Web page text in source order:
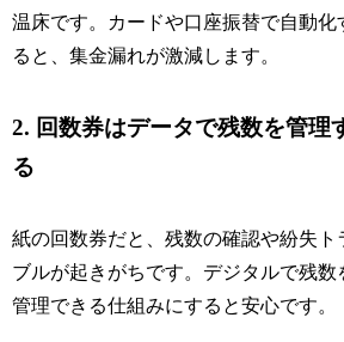
温床です。カードや口座振替で自動化
ると、集金漏れが激減します。
2. 回数券はデータで残数を管理
る
紙の回数券だと、残数の確認や紛失ト
ブルが起きがちです。デジタルで残数
管理できる仕組みにすると安心です。